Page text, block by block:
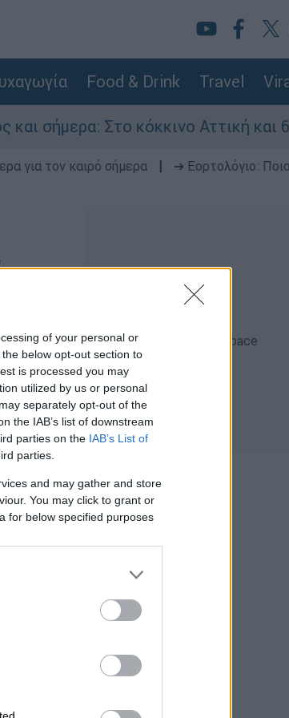
of your personal or
below opt-out section to
is processed you may
utilized by us or personal
separately opt-out of the
the IAB’s list of downstream
parties on the IAB’s List of
parties.
and may gather and store
You may click to grant or
for below specified purposes
Food & Drink Travel
σήμερα: Στο κόκκινο Αττική και 6
για τον καιρό σήμερα
➔ Εορτολόγιο: